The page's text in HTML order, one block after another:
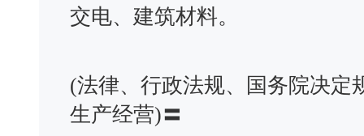
交电、建筑材料。
(法律、行政法规、国务院决定
生产经营)〓